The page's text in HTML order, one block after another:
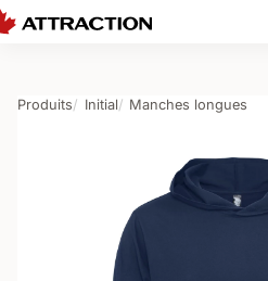
Produits Initial Manches longues